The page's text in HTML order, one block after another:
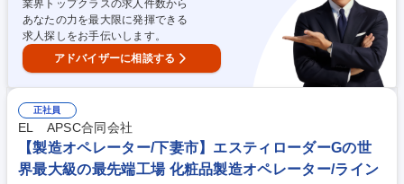
備操作、監視、点検 ■その他安全・品質の維持向上のための取り組み（小
集団活動など） ■PCを使った資料作成等 など 募集職種 【静岡県富士市】
製造オペレーター/クリーンルームで先端半導体材料を製造
業界トップクラスの求人件数から
あなたの力を最大限に発揮できる
求人探しをお手伝いします。
アドバイザーに相談する
正社員
EL APSC合同会社
【製造オペレーター/下妻市】エスティローダーGの世
界最大級の最先端工場 化粧品製造オペレーター/ライン